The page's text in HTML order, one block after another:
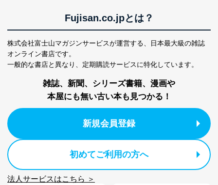
ｅメール等による商品、サービ
4
採用応募者の方の
個人情報
5
当社の従業者の個
人事、総務などの雇用管理等のた
6
パートナー（提携
企業）からの委託
により当社の
等をご利用の方の
購入商品配送のため
提携企業及びお客様がご購入され
た商品の発売元企業からのｅメー
サービス、キャンペーン等の広告
に関するご案内のため
7 トに登録された方
の個人情報
当社のサービス利用状況の把握お
よびその分析のため
お問い合わせ対応、トラブル対
Fujisan.co.jpとは？
株式会社富士山マガジンサービスが運営する、
日本最大級の雑誌
オンライン書店です。
一般的な書店と異なり、 定期購読サービスに特化しています。
雑誌、新聞、シリーズ書籍、漫画や
本屋にも無い古い本も見つかる！
新規会員登録
初めてご利用の方へ
法人サービスはこちら ＞